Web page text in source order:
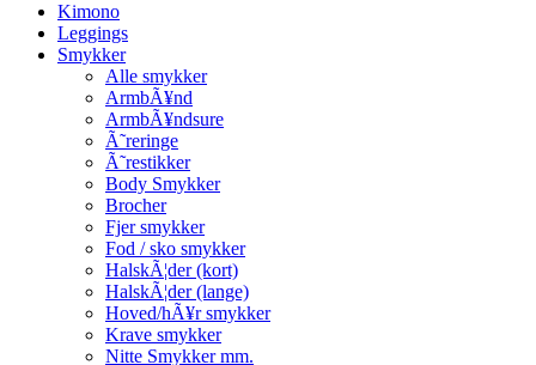
Kimono
Leggings
Smykker
Alle smykker
ArmbÃ¥nd
ArmbÃ¥ndsure
Ã˜reringe
Ã˜restikker
Body Smykker
Brocher
Fjer smykker
Fod / sko smykker
HalskÃ¦der (kort)
HalskÃ¦der (lange)
Hoved/hÃ¥r smykker
Krave smykker
Nitte Smykker mm.